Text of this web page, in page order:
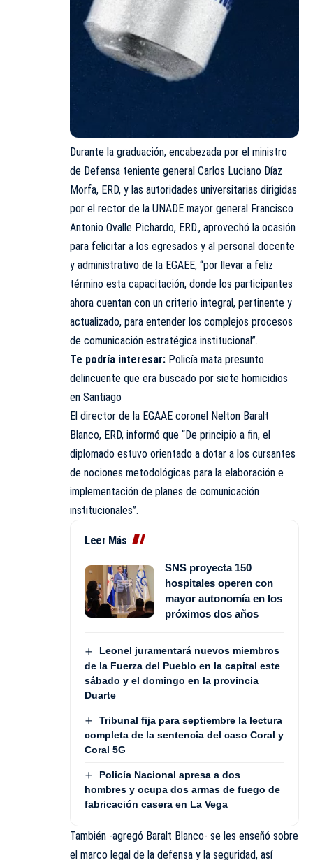
Durante la graduación, encabezada por el ministro
de Defensa teniente general Carlos Luciano Díaz
Morfa, ERD, y las autoridades universitarias dirigidas
por el rector de la UNADE mayor general Francisco
Antonio Ovalle Pichardo, ERD., aprovechó la ocasión
para felicitar a los egresados y al personal docente
y administrativo de la EGAEE, “por llevar a feliz
término esta capacitación, donde los participantes
ahora cuentan con un criterio integral, pertinente y
actualizado, para entender los complejos procesos
de comunicación estratégica institucional”.
Te podría interesar: Policía mata presunto
delincuente que era buscado por siete homicidios
en Santiago
El director de la EGAAE coronel Nelton Baralt
Blanco, ERD, informó que “De principio a fin, el
diplomado estuvo orientado a dotar a los cursantes
de nociones metodológicas para la elaboración e
implementación de planes de comunicación
institucionales”.
Leer Más
SNS proyecta 150
hospitales operen con
mayor autonomía en los
próximos dos años
Leonel juramentará nuevos miembros
de la Fuerza del Pueblo en la capital este
sábado y el domingo en la provincia
Duarte
Tribunal fija para septiembre la lectura
completa de la sentencia del caso Coral y
Coral 5G
Policía Nacional apresa a dos
hombres y ocupa dos armas de fuego de
fabricación casera en La Vega
También -agregó Baralt Blanco- se les enseñó sobre
el marco legal de la defensa y la seguridad, así